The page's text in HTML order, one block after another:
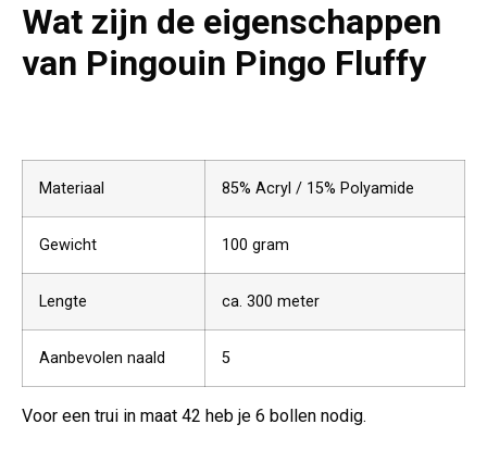
Wat zijn de eigenschappen
van Pingouin Pingo Fluffy
Materiaal 85% Acryl / 15% Polyamide
Gewicht 100 gram
Lengte ca. 300 meter
Aanbevolen naald 5
Voor een trui in maat 42 heb je 6 bollen nodig.